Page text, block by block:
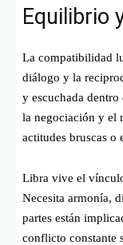
Equilibrio
La compatibilidad
diálogo y la
y escuchada
la negociación y el
actitudes bruscas o
Libra vive el
Necesita armonía,
partes están
conflicto constante